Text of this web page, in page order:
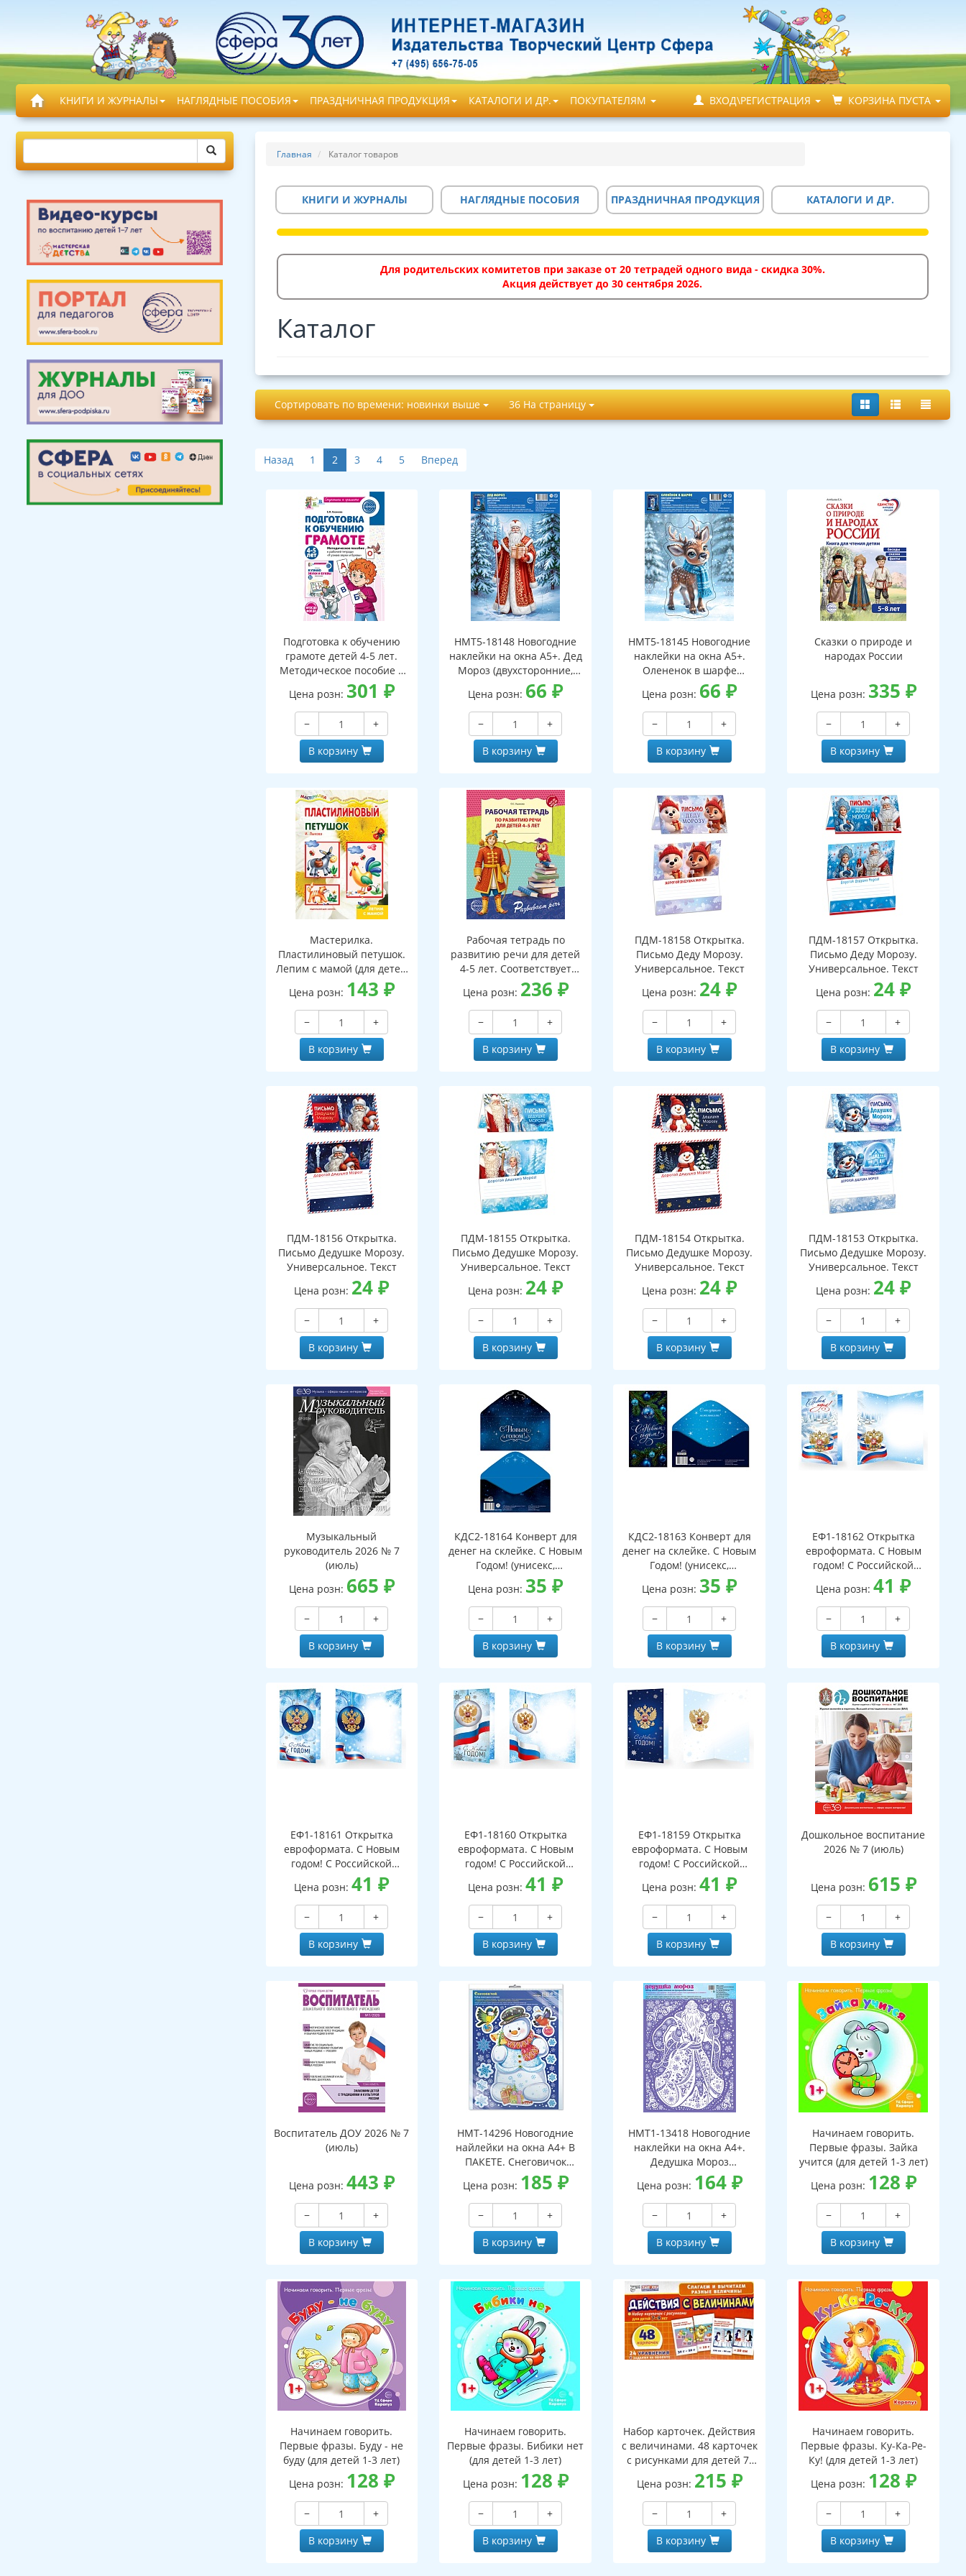
КНИГИ И ЖУРНАЛЫ НАГЛЯДНЫЕ ПОСОБИЯ ПРАЗДНИЧНАЯ ПРОДУКЦИЯ КАТАЛОГИ И ДР. ПОКУПАТЕЛЯМ ВХОД\РЕГИСТРАЦИЯ КОРЗИНА ПУСТА
Главная Каталог товаров
КНИГИ И ЖУРНАЛЫ НАГЛЯДНЫЕ ПОСОБИЯ ПРАЗДНИЧНАЯ ПРОДУКЦИЯ КАТАЛОГИ И ДР.
Для родительских комитетов при заказе от 20 тетрадей одного вида - скидка 30%.
Акция действует до 30 сентября 2026.
Каталог
Сортировать по времени: новинки выше 36 На страницу
Назад 1 2 3 4 5 Вперед
Подготовка к обучению
грамоте детей 4-5 лет.
Методическое пособие к
рабочей тетради "Я узнаю
звуки и буквы"
Цена розн: 301 ₽
−
+
В корзину
НМТ5-18148 Новогодние
наклейки на окна А5+. Дед
Мороз (двухсторонние,
видны с обеих сторон,
многоразовые)
Цена розн: 66₽
−
+
В корзину
НМТ5-18145 Новогодние
наклейки на окна А5+.
Олененок в шарфе
(двухсторонние, видны с
обеих сторон,
многоразовые)
Цена розн: 66₽
−
+
В корзину
Сказки о природе и
народах России
Цена розн: 335 ₽
−
+
В корзину
Мастерилка.
Пластилиновый петушок.
Лепим с мамой (для детей
5-7 лет)
Цена розн: 143 ₽
−
+
В корзину
Рабочая тетрадь по
развитию речи для детей
4-5 лет. Соответствует
ФГОС ДО - 3-е изд испр.
Цена розн: 236 ₽
−
+
В корзину
ПДМ-18158 Открытка.
Письмо Деду Морозу.
Универсальное. Текст
Цена розн: 24₽
−
+
В корзину
ПДМ-18157 Открытка.
Письмо Деду Морозу.
Универсальное. Текст
Цена розн: 24₽
−
+
В корзину
ПДМ-18156 Открытка.
Письмо Дедушке Морозу.
Универсальное. Текст
Цена розн: 24₽
−
+
В корзину
ПДМ-18155 Открытка.
Письмо Дедушке Морозу.
Универсальное. Текст
Цена розн: 24₽
−
+
В корзину
ПДМ-18154 Открытка.
Письмо Дедушке Морозу.
Универсальное. Текст
Цена розн: 24₽
−
+
В корзину
ПДМ-18153 Открытка.
Письмо Дедушке Морозу.
Универсальное. Текст
Цена розн: 24₽
−
+
В корзину
Музыкальный
руководитель 2026 № 7
(июль)
Цена розн: 665 ₽
−
+
В корзину
КДС2-18164 Конверт для
денег на склейке. С Новым
Годом! (унисекс,
серебряная фольга)
Цена розн: 35₽
−
+
В корзину
КДС2-18163 Конверт для
денег на склейке. С Новым
Годом! (унисекс,
серебряная фольга)
Цена розн: 35₽
−
+
В корзину
ЕФ1-18162 Открытка
евроформата. С Новым
годом! С Российской
символикой. Без текста
(серебряная фольга)
Цена розн:41₽
−
+
В корзину
ЕФ1-18161 Открытка
евроформата. С Новым
годом! С Российской
символикой. Без текста
(серебряная фольга)
Цена розн:41₽
−
+
В корзину
ЕФ1-18160 Открытка
евроформата. С Новым
годом! С Российской
символикой. Без текста
(серебряная фольга)
Цена розн:41₽
−
+
В корзину
ЕФ1-18159 Открытка
евроформата. С Новым
годом! С Российской
символикой. Без текста
(серебряная фольга)
Цена розн:41₽
−
+
В корзину
Дошкольное воспитание
2026 № 7 (июль)
Цена розн: 615 ₽
−
+
В корзину
Воспитатель ДОУ 2026 № 7
(июль)
Цена розн: 443 ₽
−
+
В корзину
НМТ-14296 Новогодние
найлейки на окна А4+ В
ПАКЕТЕ. Снеговичок
(серебряная
металлизация,
многоразовые)
Цена розн: 185 ₽
−
+
В корзину
НМТ1-13418 Новогодние
наклейки на окна А4+.
Дедушка Мороз
(пластизоль,
многоразовые)
Цена розн: 164₽
−
+
В корзину
Начинаем говорить.
Первые фразы. Зайка
учится (для детей 1-3 лет)
Цена розн: 128 ₽
−
+
В корзину
Начинаем говорить.
Первые фразы. Буду - не
буду (для детей 1-3 лет)
Цена розн: 128 ₽
−
+
В корзину
Начинаем говорить.
Первые фразы. Бибики нет
(для детей 1-3 лет)
Цена розн: 128 ₽
−
+
В корзину
Набор карточек. Действия
с величинами. 48 карточек
с рисунками для детей 7-
9лет. 24 уравнения с
заданиями на обороте
Цена розн: 215 ₽
−
+
В корзину
Начинаем говорить.
Первые фразы. Ку-Ка-Ре-
Ку! (для детей 1-3 лет)
Цена розн: 128 ₽
−
+
В корзину